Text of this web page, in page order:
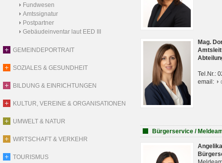
Fundwesen
Amtssignatur
Postpartner
Gebäudeinventar laut EED III
GEMEINDEPORTRAIT
SOZIALES & GESUNDHEIT
BILDUNG & EINRICHTUNGEN
KULTUR, VEREINE & ORGANISATIONEN
UMWELT & NATUR
WIRTSCHAFT & VERKEHR
TOURISMUS
Mag.
Tel.Nr.:
email:
Bürgerservice /